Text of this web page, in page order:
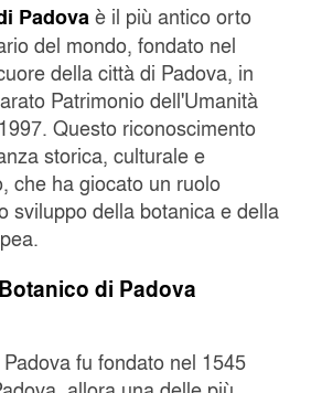
Padovaè il più antico orto
del mondo, fondato nel
della città di Padova, in
Patrimonio dell'Umanità
Questo riconoscimento
storica, culturale e
che ha giocato un ruolo
sviluppo della botanica e della
di Padova
fu fondato nel 1545